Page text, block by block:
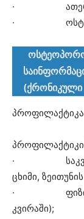
·
·
(ქრონიკული
პროფილაქტიკა
· საკვებში
ცხიმი,
· ფიზიკური
კვირაში);